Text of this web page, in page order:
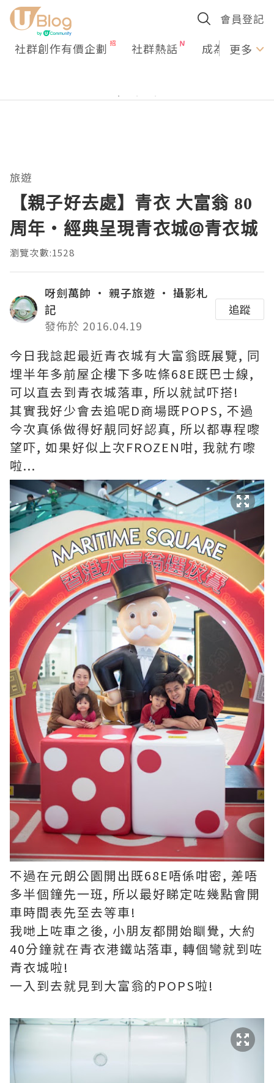
會員登記
社群創作有價企劃 社群熱話 成為U更多
旅遊
【親子好去處】青衣 大富翁 80
周年‧經典呈現青衣城@青衣城
瀏覽次數:1528
呀劍萬帥 • 親子旅遊 • 攝影札
記
發佈於 2016.04.19
追蹤
今日我諗起最近青衣城有大富翁既展覽, 同
埋半年多前屋企樓下多咗條68E既巴士線,
可以直去到青衣城落車, 所以就試吓搭!
其實我好少會去追呢D商場既POPS, 不過
今次真係做得好靚同好認真, 所以都專程嚟
望吓, 如果好似上次FROZEN咁, 我就冇嚟
啦...
不過在元朗公園開出既68E唔係咁密, 差唔
多半個鐘先一班, 所以最好睇定咗幾點會開
車時間表先至去等車!
我哋上咗車之後, 小朋友都開始瞓覺, 大約
40分鐘就在青衣港鐵站落車, 轉個彎就到咗
青衣城啦!
一入到去就見到大富翁的POPS啦!